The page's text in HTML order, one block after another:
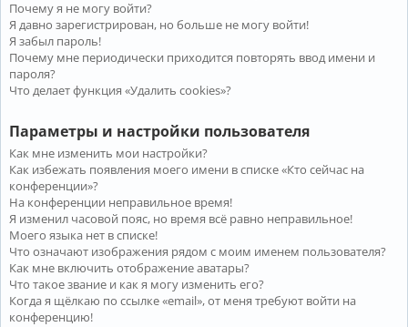
ц
и
я
Почему я не могу войти?
Я давно зарегистрирован, но больше не могу войти!
Я забыл пароль!
Почему мне периодически приходится повторять ввод имени и
пароля?
Что делает функция «Удалить cookies»?
Параметры и настройки пользователя
Как мне изменить мои настройки?
Как избежать появления моего имени в списке «Кто сейчас на
конференции»?
На конференции неправильное время!
Я изменил часовой пояс, но время всё равно неправильное!
Моего языка нет в списке!
Что означают изображения рядом с моим именем пользователя?
Как мне включить отображение аватары?
Что такое звание и как я могу изменить его?
Когда я щёлкаю по ссылке «email», от меня требуют войти на
конференцию!